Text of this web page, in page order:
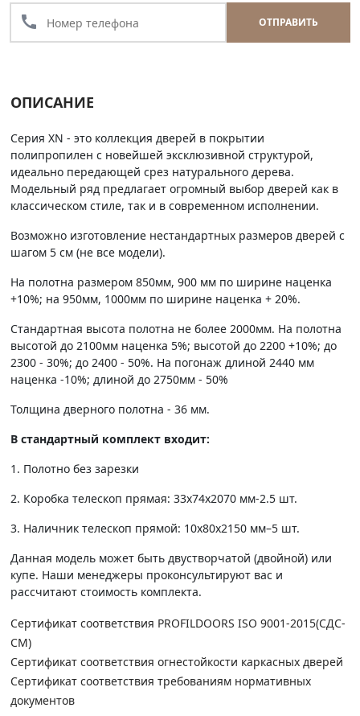
call ОТПРАВИТЬ
ОПИСАНИЕ
Серия XN - это коллекция дверей в покрытии
полипропилен с новейшей эксклюзивной структурой,
идеально передающей срез натурального дерева.
Модельный ряд предлагает огромный выбор дверей как в
классическом стиле, так и в современном исполнении.
Возможно изготовление нестандартных размеров дверей с
шагом 5 см (не все модели).
На полотна размером 850мм, 900 мм по ширине наценка
+10%; на 950мм, 1000мм по ширине наценка + 20%.
Стандартная высота полотна не более 2000мм. На полотна
высотой до 2100мм наценка 5%; высотой до 2200 +10%; до
2300 - 30%; до 2400 - 50%. На погонаж длиной 2440 мм
наценка -10%; длиной до 2750мм - 50%
Толщина дверного полотна - 36 мм.
В стандартный комплект входит:
1. Полотно без зарезки
2. Коробка телескоп прямая: 33х74х2070 мм-2.5 шт.
3. Наличник телескоп прямой: 10х80х2150 мм–5 шт.
Данная модель может быть двустворчатой (двойной) или
купе. Наши менеджеры проконсультируют вас и
рассчитают стоимость комплекта.
Сертификат соответствия PROFILDOORS ISO 9001-2015(СДС-
СМ)
Сертификат соответствия огнестойкости каркасных дверей
Сертификат соответствия требованиям нормативных
документов